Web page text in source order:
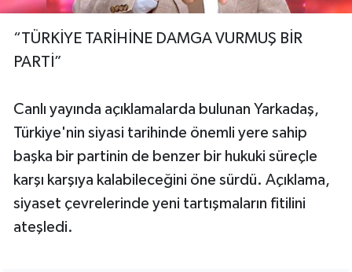
“TÜRKİYE TARİHİNE DAMGA VURMUŞ BİR
PARTİ”
Canlı yayında açıklamalarda bulunan Yarkadaş,
Türkiye'nin siyasi tarihinde önemli yere sahip
başka bir partinin de benzer bir hukuki süreçle
karşı karşıya kalabileceğini öne sürdü. Açıklama,
siyaset çevrelerinde yeni tartışmaların fitilini
ateşledi.